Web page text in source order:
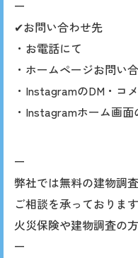
ー
✔︎お問い合わせ先
・お電話にて
・ホームページお問い
・InstagramのDM・コ
・Instagramホーム画面
ー
弊社では無料の建物調
ご相談を承っております
火災保険や建物調査の
⁡ー